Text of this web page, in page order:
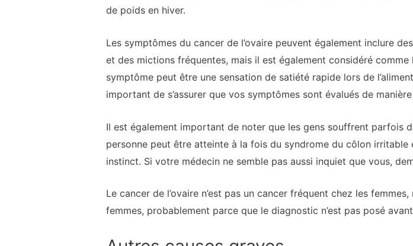
de poids en hiver.
Les symptômes du cancer de l’ovaire peuvent également inclure
et des mictions fréquentes, mais il est également considéré comme
symptôme peut être une sensation de satiété rapide lors de
important de s’assurer que vos symptômes sont évalués de
Il est également important de noter que les gens souffrent parfois
personne peut être atteinte à la fois du syndrome du côlon
instinct. Si votre médecin ne semble pas aussi inquiet que vous,
Le cancer de l’ovaire n’est pas un cancer fréquent chez les
femmes, probablement parce que le diagnostic n’est pas posé